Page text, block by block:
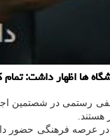
ها اظهار داشت:
رستمی در شصتمین
هستند.
عرصه فرهنگی حضور